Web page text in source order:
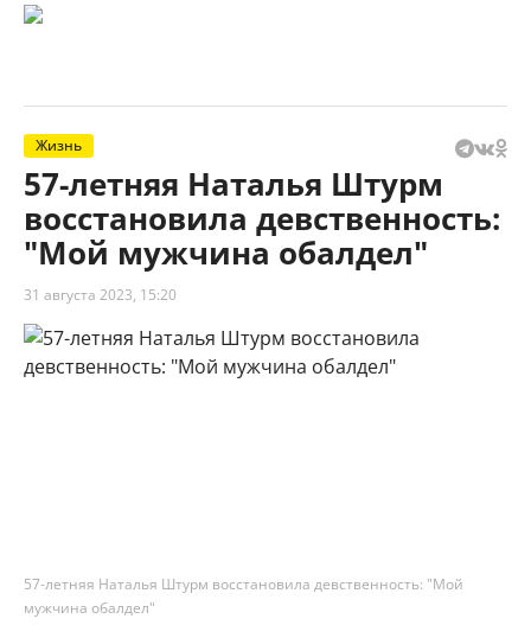
Жизнь
57-летняя Наталья Штурм
восстановила девственность:
"Мой мужчина обалдел"
31 августа 2023, 15:20
57-летняя Наталья Штурм восстановила девственность: "Мой
мужчина обалдел"